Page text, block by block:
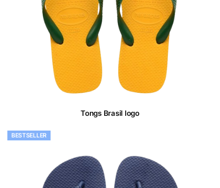
Tongs Brasil logo
BESTSELLER